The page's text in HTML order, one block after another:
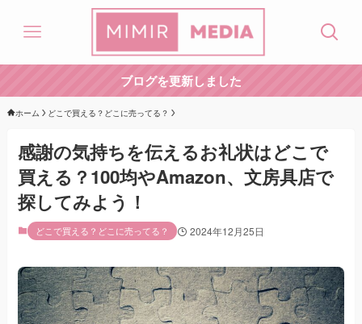
ブログを更新しました
ホーム どこで買える？どこに売ってる？
感謝の気持ちを伝えるお礼状はどこで
買える？100均やAmazon、文房具店で
探してみよう！
どこで買える？どこに売ってる？ 2024年12月25日